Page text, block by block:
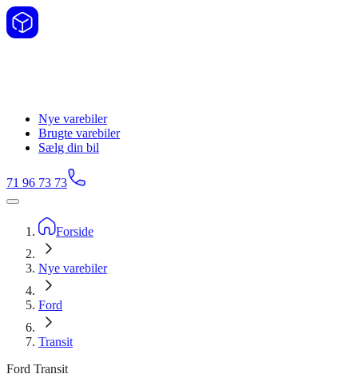
Nye varebiler
Brugte varebiler
Sælg din bil
71 96 73 73
Forside
Nye varebiler
Ford
Transit
Ford Transit